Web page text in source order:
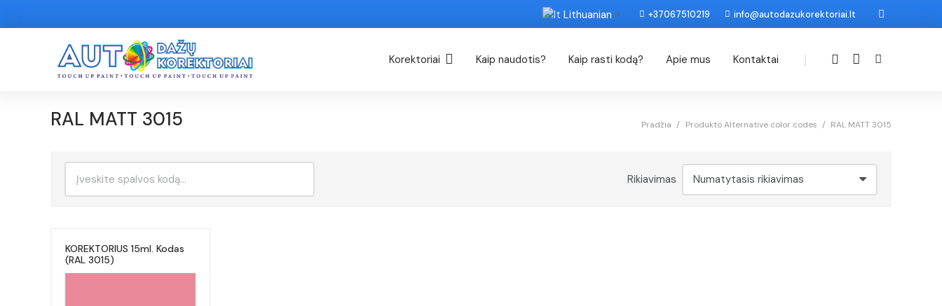
Lithuanian ▼ +37067510219 info@autodazukorektoriai.lt
Korektoriai Kaip naudotis? Kaip rasti kodą? Apie mus Kontaktai |
RAL MATT 3015 Pradžia / Produkto Alternative color codes / RAL MATT 3015
Rikiavimas
KOREKTORIUS 15ml. Kodas
(RAL 3015)